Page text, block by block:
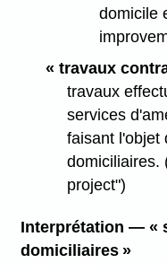
domicile
« travaux
travaux
services
faisant l'objet
domiciliaires.
project")
Interprétation — «
domiciliaires »